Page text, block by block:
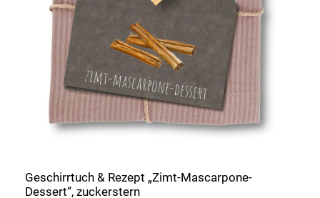
Geschirrtuch & Rezept „Zimt-Mascarpone-
Dessert“, zuckerstern